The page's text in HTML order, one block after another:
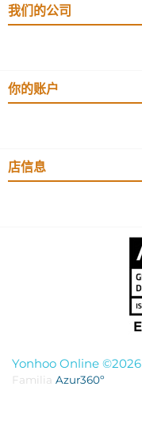
我们的公司
你的账户
店信息
Yonhoo Online ©2026
Familia Azur360º